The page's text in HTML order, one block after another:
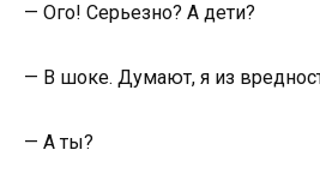
— Ого! Серьезно? А дети?
— В шоке. Думают, я из
— А ты?